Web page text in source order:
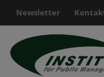
Newsletter
Suche nach: